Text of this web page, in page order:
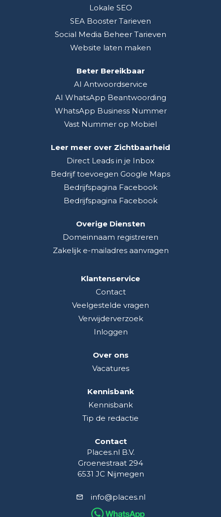
Lokale SEO
SEA Booster Tarieven
Social Media Beheer Tarieven
Website laten maken
Beter Bereikbaar
AI Antwoordservice
AI WhatsApp Beantwoording
WhatsApp Business Nummer
Vast Nummer op Mobiel
Leer meer over Zichtbaarheid
Direct Leads in je Inbox
Bedrijf toevoegen Google Maps
Bedrijfspagina Facebook
Bedrijfspagina Facebook
Overige Diensten
Domeinnaam registreren
Zakelijk e-mailadres aanvragen
Klantenservice
Contact
Veelgestelde vragen
Verwijderverzoek
Inloggen
Over ons
Vacatures
Kennisbank
Kennisbank
Tip de redactie
Contact
Places.nl B.V.
Groenestraat 294
6531 JC Nijmegen
info@places.nl